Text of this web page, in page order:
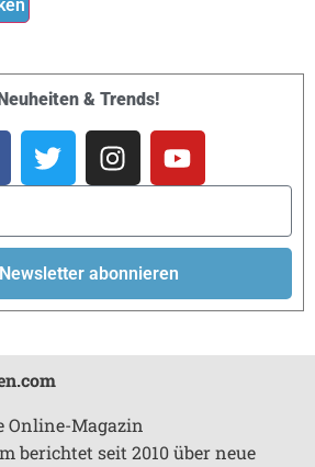
& Trends!
Newsletter abonnieren
Online-Magazin
berichtet seit 2010 über neue